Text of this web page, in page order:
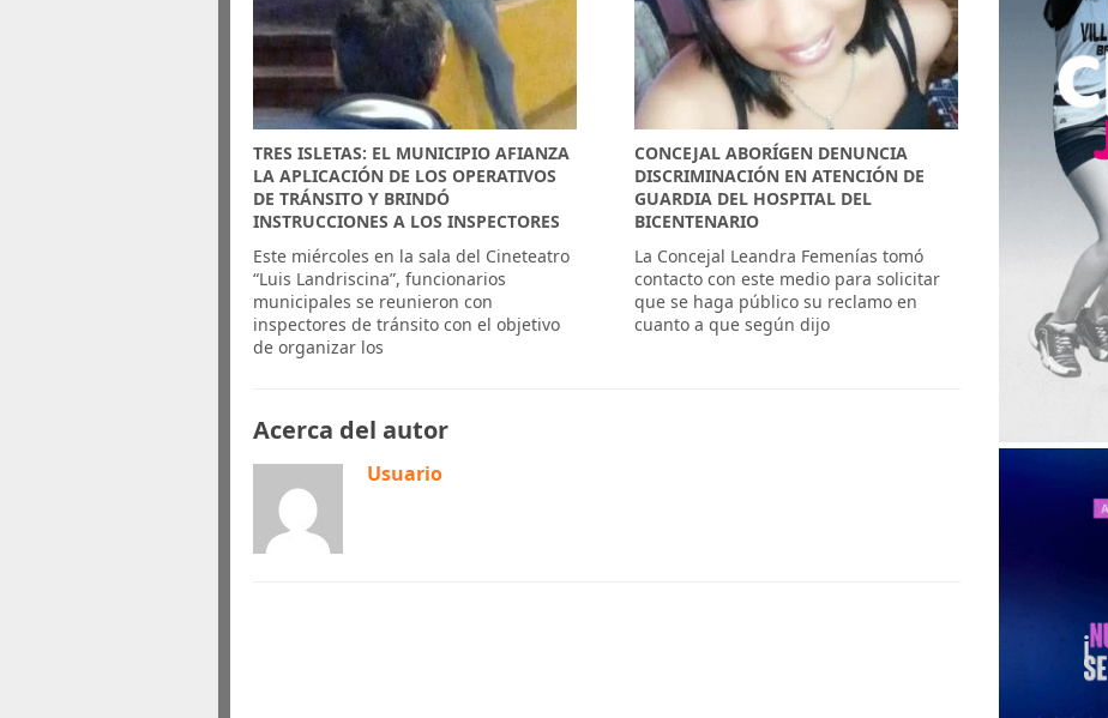
TRES ISLETAS: EL MUNICIPIO AFIANZA
LA APLICACIÓN DE LOS OPERATIVOS
DE TRÁNSITO Y BRINDÓ
INSTRUCCIONES A LOS INSPECTORES
Este miércoles en la sala del Cineteatro
“Luis Landriscina”, funcionarios
municipales se reunieron con
inspectores de tránsito con el objetivo
de organizar los
CONCEJAL ABORÍGEN DENUNCIA
DISCRIMINACIÓN EN ATENCIÓN DE
GUARDIA DEL HOSPITAL DEL
BICENTENARIO
La Concejal Leandra Femenías tomó
contacto con este medio para solicitar
que se haga público su reclamo en
cuanto a que según dijo
Acerca del autor
Usuario